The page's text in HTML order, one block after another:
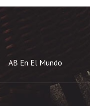
AB En El Mundo